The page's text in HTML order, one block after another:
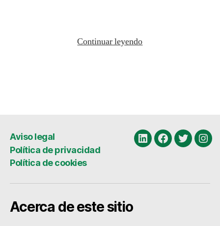
Continuar leyendo
Aviso legal
Política de privacidad
Política de cookies
LinkedinFacebook
Twitter
Acerca de este sitio